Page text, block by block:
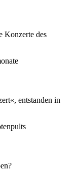
Konzerte des
entstanden in